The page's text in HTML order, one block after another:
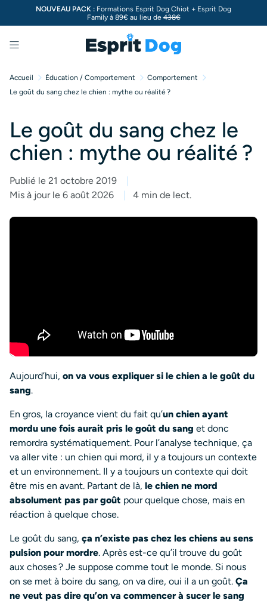
NOUVEAU PACK : Formations Esprit Dog Chiot + Esprit Dog
Family à 89€ au lieu de438€
Menu
Accueil Éducation / Comportement
Comportement
Le goût du sang chez le chien : mythe ou réalité ?
Le goût du sang chez le
chien : mythe ou réalité ?
Publié le 21 octobre 2019
Mis à jour le 6 août 2026
4 min de lect.
Aujourd’hui, on va vous expliquer si le chien a le goût du
sang.
En gros, la croyance vient du fait qu’un chien ayant
mordu une fois aurait pris le goût du sang et donc
remordra systématiquement. Pour l’analyse technique, ça
va aller vite : un chien qui mord, il y a toujours un contexte
et un environnement. Il y a toujours un contexte qui doit
être mis en avant. Partant de là, le chien ne mord
absolument pas par goût pour quelque chose, mais en
réaction à quelque chose.
Le goût du sang, ça n’existe pas chez les chiens au sens
pulsion pour mordre. Après est-ce qu’il trouve du goût
aux choses ? Je suppose comme tout le monde. Si nous
on se met à boire du sang, on va dire, oui il a un goût. Ça
ne veut pas dire qu’on va commencer à sucer le sang